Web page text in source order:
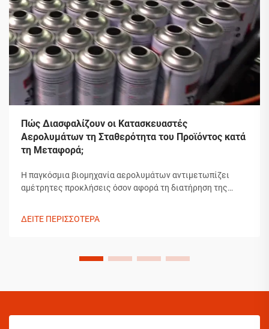
Πώς Διασφαλίζουν οι Κατασκευαστές
Αερολυμάτων τη Σταθερότητα του Προϊόντος κατά
τη Μεταφορά;
Η παγκόσμια βιομηχανία αερολυμάτων αντιμετωπίζει
αμέτρητες προκλήσεις όσον αφορά τη διατήρηση της
ΔΕΙΤΕ ΠΕΡΙΣΣΟΤΕΡΑ